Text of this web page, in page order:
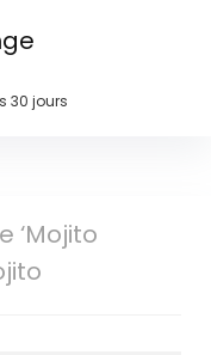
30 jours
‘Mojito